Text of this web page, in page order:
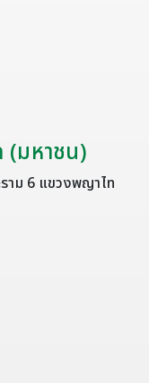
(มหาชน)
าม 6 แขวงพญาไท